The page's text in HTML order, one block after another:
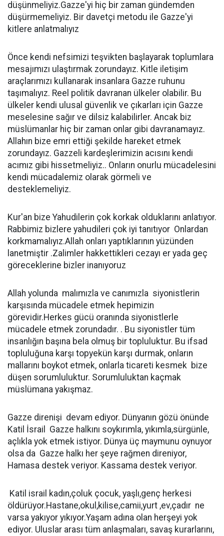
düşünmeliyiz.Gazze'yi hiç bir zaman gündemden
düşürmemeliyiz. Bir davetçi metodu ile Gazze'yi
kitlere anlatmalıyız
Önce kendi nefsimizi teşvikten başlayarak toplumlara
mesajımızı ulaştırmak zorundayız. Kitle iletişim
araçlarımızı kullanarak insanlara Gazze ruhunu
taşımalıyız. Reel politik davranan ülkeler olabilir. Bu
ülkeler kendi ulusal güvenlik ve çıkarları için Gazze
meselesine sağır ve dilsiz kalabilirler. Ancak biz
müslümanlar hiç bir zaman onlar gibi davranamayız.
Allahın bize emri ettiği şekilde hareket etmek
zorundayız. Gazzeli kardeşlerimizin acısını kendi
acımız gibi hissetmeliyiz.. Onların onurlu mücadelesini
kendi mücadalemiz olarak görmeli ve
desteklemeliyiz.
Kur'an bize Yahudilerin çok korkak olduklarını anlatıyor.
Rabbimiz bizlere yahudileri çok iyi tanıtıyor Onlardan
korkmamalıyız.Allah onları yaptıklarının yüzünden
lanetmiştir .Zalimler hakkettikleri cezayı er yada geç
göreceklerine bizler inanıyoruz
Allah yolunda malımızla ve canımızla siyonistlerin
karşısında mücadele etmek hepimizin
görevidir.Herkes gücü oranında siyonistlerle
mücadele etmek zorundadır. . Bu siyonistler tüm
insanlığın başına bela olmuş bir topluluktur. Bu ifsad
topluluğuna karşı topyekün karşı durmak, onların
mallarını boykot etmek, onlarla ticareti kesmek bize
düşen sorumluluktur. Sorumluluktan kaçmak
müslümana yakışmaz.
Gazze direnişi devam ediyor. Dünyanın gözü önünde
Katil İsrail Gazze halkını soykırımla, yıkımla,sürgünle,
açlıkla yok etmek istiyor. Dünya üç maymunu oynuyor
olsa da Gazze halkı her şeye rağmen direniyor,
Hamasa destek veriyor. Kassama destek veriyor.
Katil israil kadın,çoluk çocuk, yaşlı,genç herkesi
öldürüyor.Hastane,okul,kilise,camii,yurt ,ev,çadır ne
varsa yakıyor yıkıyor.Yaşam adına olan herşeyi yok
ediyor. Uluslar arası tüm anlaşmaları, savaş kurarlarını,